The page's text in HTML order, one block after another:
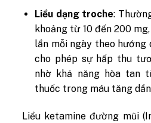
Liều dạng troche:
khoảng từ 10 đến 200
lần mỗi ngày theo hướng
cho phép sự hấp thu
nhờ khả năng hòa tan
thuốc trong máu tăng
Liều ketamine đường mũi